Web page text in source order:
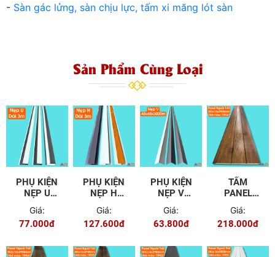
- Sàn gác lửng, sàn chịu lực, tấm xi măng lót sàn
Sản Phẩm Cùng Loại
PHỤ KIỆN
NẸP U
PANEL
NGOÀI
TRỜI
Giá:
77.000đ
PHỤ KIỆN
NẸP H
PANEL
NGOÀI
TRỜI
Giá:
127.600đ
PHỤ KIỆN
NẸP V
PANEL
NGOÀI
TRỜI
Giá:
63.800đ
TẤM
PANEL
NGOÀI
TRỜI
TTP06
Giá:
218.000đ